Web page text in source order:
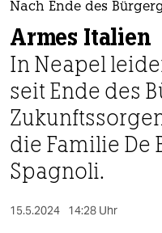
nord
wahrheit
verlag
verlag
veranstaltungen
shop
fragen & hilfe
Nach Ende des
Armes Italien
In Neapel
seit Ende des
die Familie De
Spagnoli.
15.5.2024 14:28 Uhr